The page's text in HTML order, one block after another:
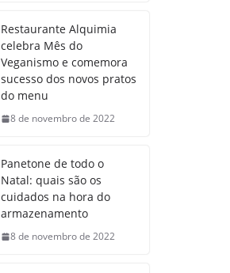
Restaurante Alquimia
celebra Mês do
Veganismo e comemora
sucesso dos novos pratos
do menu
8 de novembro de 2022
Panetone de todo o
Natal: quais são os
cuidados na hora do
armazenamento
8 de novembro de 2022